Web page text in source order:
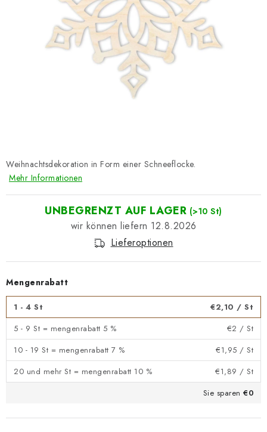
Datenschutzerklärung
Impressum
Weihnachtsdekoration in Form einer Schneeflocke.
Mehr Informationen
UNBEGRENZT AUF LAGER (>10 St)
12.8.2026
Lieferoptionen
Mengenrabatt
1 - 4 St €2,10 / St
5 - 9 St = mengenrabatt 5 %
€2 / St
10 - 19 St = mengenrabatt 7 %
€1,95 / St
20 und mehr St = mengenrabatt 10 %
€1,89 / St
Sie sparen €0